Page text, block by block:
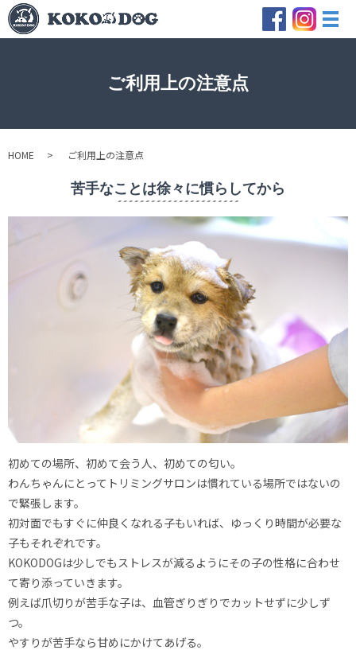
メ
ご利用上の注意点
HOME ご利用上の注意点
苦手なことは徐々に慣らしてから
初めての場所、初めて会う人、初めての匂い。
わんちゃんにとってトリミングサロンは慣れている場所ではないの
で緊張します。
初対面でもすぐに仲良くなれる子もいれば、ゆっくり時間が必要な
子もそれぞれです。
KOKODOGは少しでもストレスが減るようにその子の性格に合わせ
て寄り添っていきます。
例えば爪切りが苦手な子は、血管ぎりぎりでカットせずに少しず
つ。
やすりが苦手なら甘めにかけてあげる。